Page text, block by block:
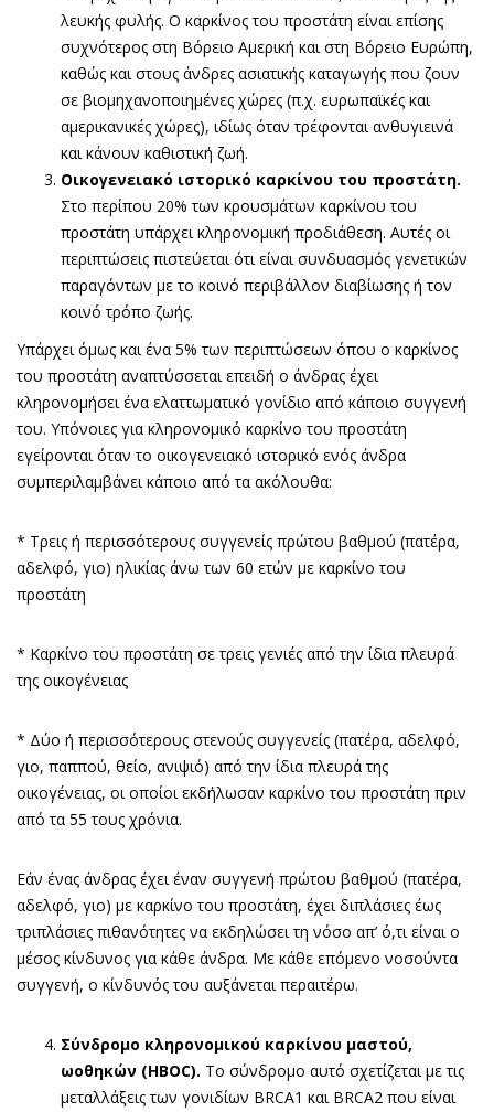
λευκής φυλής. Ο καρκίνος του προστάτη είναι επίσης
συχνότερος στη Βόρειο Αμερική και στη Βόρειο Ευρώπη,
καθώς και στους άνδρες ασιατικής καταγωγής που ζουν
σε βιομηχανοποιημένες χώρες (π.χ. ευρωπαϊκές και
αμερικανικές χώρες), ιδίως όταν τρέφονται ανθυγιεινά
και κάνουν καθιστική ζωή.
Οικογενειακό ιστορικό καρκίνου του προστάτη.
Στο περίπου 20% των κρουσμάτων καρκίνου του
προστάτη υπάρχει κληρονομική προδιάθεση. Αυτές οι
περιπτώσεις πιστεύεται ότι είναι συνδυασμός γενετικών
παραγόντων με το κοινό περιβάλλον διαβίωσης ή τον
κοινό τρόπο ζωής.
Υπάρχει όμως και ένα 5% των περιπτώσεων όπου ο καρκίνος
του προστάτη αναπτύσσεται επειδή ο άνδρας έχει
κληρονομήσει ένα ελαττωματικό γονίδιο από κάποιο συγγενή
του. Υπόνοιες για κληρονομικό καρκίνο του προστάτη
εγείρονται όταν το οικογενειακό ιστορικό ενός άνδρα
συμπεριλαμβάνει κάποιο από τα ακόλουθα:
* Τρεις ή περισσότερους συγγενείς πρώτου βαθμού (πατέρα,
αδελφό, γιο) ηλικίας άνω των 60 ετών με καρκίνο του
προστάτη
* Καρκίνο του προστάτη σε τρεις γενιές από την ίδια πλευρά
της οικογένειας
* Δύο ή περισσότερους στενούς συγγενείς (πατέρα, αδελφό,
γιο, παππού, θείο, ανιψιό) από την ίδια πλευρά της
οικογένειας, οι οποίοι εκδήλωσαν καρκίνο του προστάτη πριν
από τα 55 τους χρόνια.
Εάν ένας άνδρας έχει έναν συγγενή πρώτου βαθμού (πατέρα,
αδελφό, γιο) με καρκίνο του προστάτη, έχει διπλάσιες έως
τριπλάσιες πιθανότητες να εκδηλώσει τη νόσο απ’ ό,τι είναι ο
μέσος κίνδυνος για κάθε άνδρα. Με κάθε επόμενο νοσούντα
συγγενή, ο κίνδυνός του αυξάνεται περαιτέρω.
Σύνδρομο κληρονομικού καρκίνου μαστού,
ωοθηκών (HBOC). Το σύνδρομο αυτό σχετίζεται με τις
μεταλλάξεις των γονιδίων BRCA1 και BRCA2 που είναι